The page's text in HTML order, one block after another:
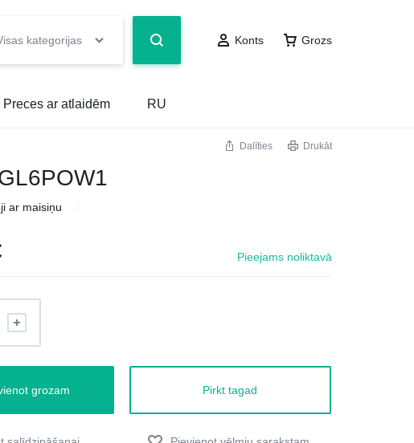
kategorijas Konts Grozs
Preces ar atlaidēm RU
Dalīties Drukāt
ar maisiņu
Pieejams noliktavā
grozam Pirkt tagad